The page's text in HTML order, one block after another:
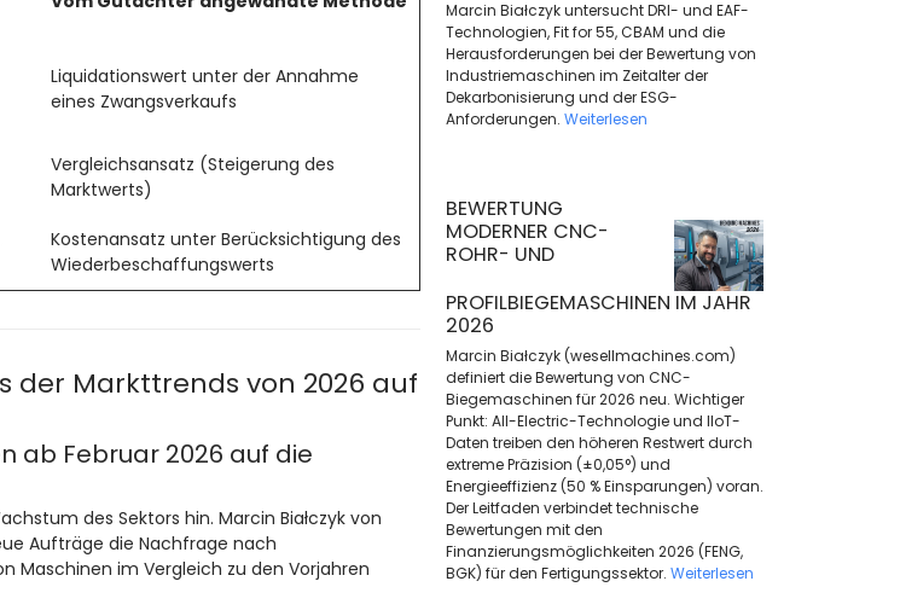
Liquidationswert unter der Annahme
eines Zwangsverkaufs
Vergleichsansatz (Steigerung des
Marktwerts)
Kostenansatz unter Berücksichtigung des
Wiederbeschaffungswerts
der Markttrends von 2026 auf
ab Februar 2026 auf die
des Sektors hin. Marcin Białczyk von
Aufträge die Nachfrage nach
Maschinen im Vergleich zu den Vorjahren
Marcin Białczyk untersucht DRI- und EAF-
Technologien, Fit for 55, CBAM und die
Herausforderungen bei der Bewertung von
Industriemaschinen im Zeitalter der
Dekarbonisierung und der ESG-
Anforderungen. Weiterlesen
BEWERTUNG
MODERNER CNC-
ROHR- UND
PROFILBIEGEMASCHINEN IM JAHR
2026
Marcin Białczyk (wesellmachines.com)
definiert die Bewertung von CNC-
Biegemaschinen für 2026 neu. Wichtiger
Punkt: All-Electric-Technologie und IIoT-
Daten treiben den höheren Restwert durch
extreme Präzision (±0,05°) und
Energieeffizienz (50 % Einsparungen) voran.
Der Leitfaden verbindet technische
Bewertungen mit den
Finanzierungsmöglichkeiten 2026 (FENG,
BGK) für den Fertigungssektor. Weiterlesen